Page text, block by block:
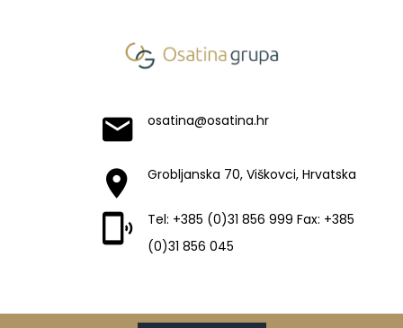
osatina@osatina.hr
Grobljanska 70, Viškovci, Hrvatska
Tel: +385 (0)31 856 999 Fax: +385
(0)31 856 045